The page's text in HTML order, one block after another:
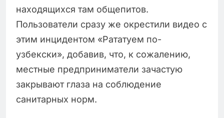
находящихся там общепитов.
Пользователи сразу же окрестили видео с
этим инцидентом «Рататуем по-
узбекски», добавив, что, к сожалению,
местные предприниматели зачастую
закрывают глаза на соблюдение
санитарных норм.